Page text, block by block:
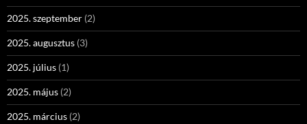
2025. szeptember (2)
2025. augusztus (3)
2025. július (1)
2025. május (2)
2025. március (2)